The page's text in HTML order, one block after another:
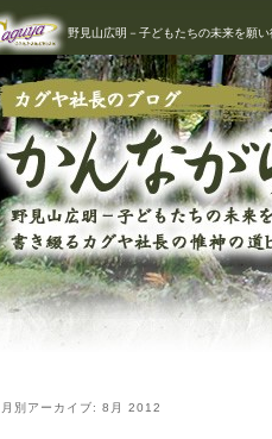
野見山広明－子どもたちの未来を願
かんながらの
月別アーカイブ: 8月 2012